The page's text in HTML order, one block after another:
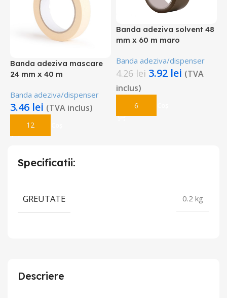
Banda adeziva mascare
24 mm x 40 m
Banda adeziva/dispenser
3.46 lei (TVA inclus)
Adaugă În Coș
Banda adeziva solvent 48
mm x 60 m maro
Banda adeziva/dispenser
4.26lei 3.92 lei (TVA
inclus)
Adaugă În Coș
Specificatii:
GREUTATE 0.2 kg
Descriere